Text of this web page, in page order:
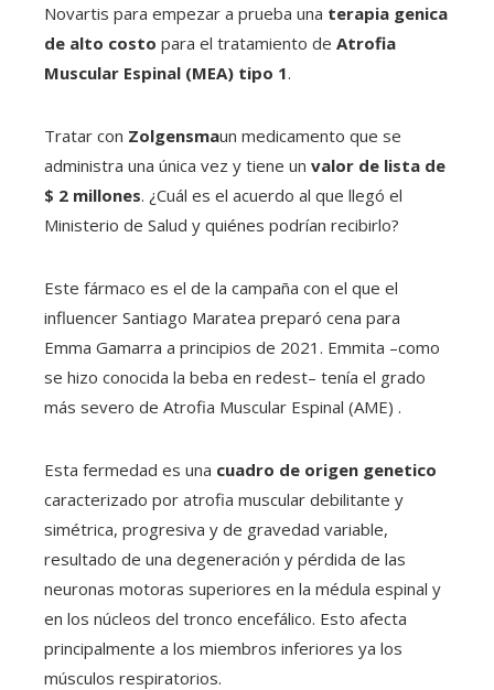
Novartis para empezar a prueba una terapia genica
de alto costo para el tratamiento de Atrofia
Muscular Espinal (MEA) tipo 1.
Tratar con Zolgensmaun medicamento que se
administra una única vez y tiene un valor de lista de
$ 2 millones. ¿Cuál es el acuerdo al que llegó el
Ministerio de Salud y quiénes podrían recibirlo?
Este fármaco es el de la campaña con el que el
influencer Santiago Maratea preparó cena para
Emma Gamarra a principios de 2021. Emmita –como
se hizo conocida la beba en redest– tenía el grado
más severo de Atrofia Muscular Espinal (AME) .
Esta fermedad es una cuadro de origen genetico
caracterizado por atrofia muscular debilitante y
simétrica, progresiva y de gravedad variable,
resultado de una degeneración y pérdida de las
neuronas motoras superiores en la médula espinal y
en los núcleos del tronco encefálico. Esto afecta
principalmente a los miembros inferiores ya los
músculos respiratorios.